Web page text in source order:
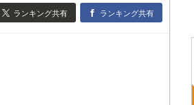
ランキング共有 ランキング共有